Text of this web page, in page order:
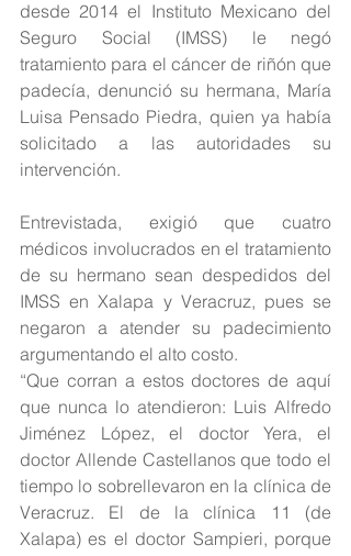
desde 2014 el Instituto Mexicano del
Seguro Social (IMSS) le negó
tratamiento para el cáncer de riñón que
padecía, denunció su hermana, María
Luisa Pensado Piedra, quien ya había
solicitado a las autoridades su
intervención.
Entrevistada, exigió que cuatro
médicos involucrados en el tratamiento
de su hermano sean despedidos del
IMSS en Xalapa y Veracruz, pues se
negaron a atender su padecimiento
argumentando el alto costo.
“Que corran a estos doctores de aquí
que nunca lo atendieron: Luis Alfredo
Jiménez López, el doctor Yera, el
doctor Allende Castellanos que todo el
tiempo lo sobrellevaron en la clínica de
Veracruz. El de la clínica 11 (de
Xalapa) es el doctor Sampieri, porque